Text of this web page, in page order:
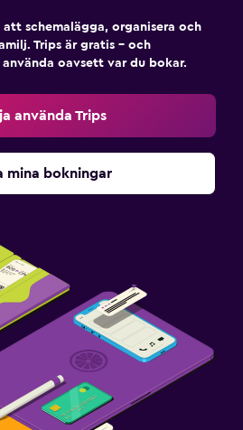
schemalägga, organisera och
Trips är gratis – och
oavsett var du bokar.
använda Trips
mina bokningar